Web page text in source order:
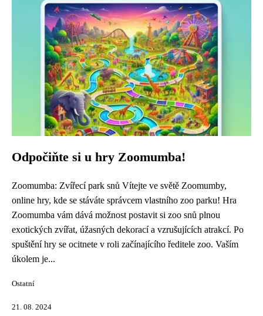
Odpočiňte si u hry Zoomumba!
Zoomumba: Zvířecí park snů Vítejte ve světě Zoomumby,
online hry, kde se stáváte správcem vlastního zoo parku! Hra
Zoomumba vám dává možnost postavit si zoo snů plnou
exotických zvířat, úžasných dekorací a vzrušujících atrakcí. Po
spuštění hry se ocitnete v roli začínajícího ředitele zoo. Vaším
úkolem je...
Ostatní
21. 08. 2024